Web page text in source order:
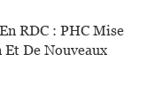
RDC : PHC Mise
De Nouveaux